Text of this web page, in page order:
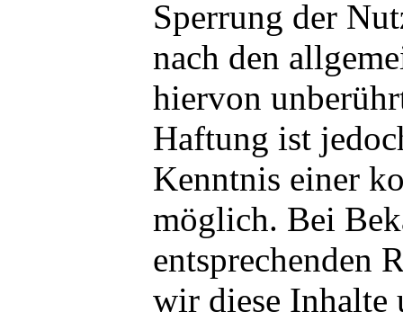
Sperrung der
nach den
hiervon
Haftung ist
Kenntnis einer
möglich. Bei
entsprechenden
wir diese Inhalte